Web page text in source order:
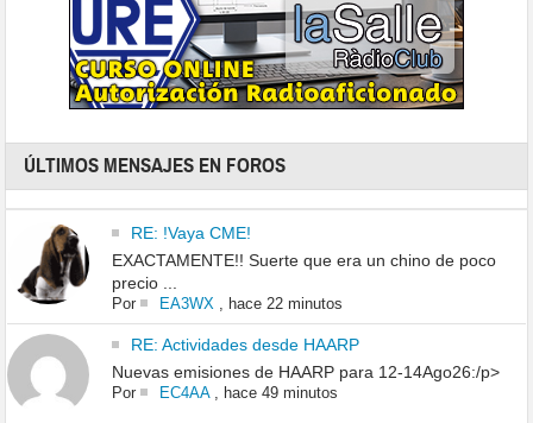
ÚLTIMOS MENSAJES EN FOROS
RE: !Vaya CME!
EXACTAMENTE!! Suerte que era un chino de poco
precio ...
Por EA3WX hace 22 minutos
RE: Actividades desde HAARP
Nuevas emisiones de HAARP para 12-14Ago26:/p>
Por EC4AA, hace 49 minutos